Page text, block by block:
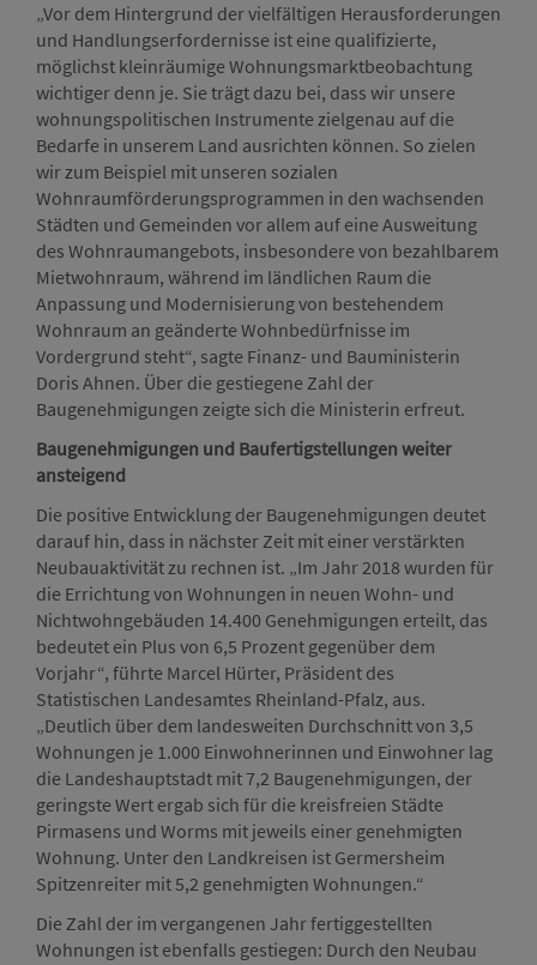
„Vor dem Hintergrund der vielfältigen Herausforderungen
und Handlungserfordernisse ist eine qualifizierte,
möglichst kleinräumige Wohnungsmarktbeobachtung
wichtiger denn je. Sie trägt dazu bei, dass wir unsere
wohnungspolitischen Instrumente zielgenau auf die
Bedarfe in unserem Land ausrichten können. So zielen
wir zum Beispiel mit unseren sozialen
Wohnraumförderungsprogrammen in den wachsenden
Städten und Gemeinden vor allem auf eine Ausweitung
des Wohnraumangebots, insbesondere von bezahlbarem
Mietwohnraum, während im ländlichen Raum die
Anpassung und Modernisierung von bestehendem
Wohnraum an geänderte Wohnbedürfnisse im
Vordergrund steht“, sagte Finanz- und Bauministerin
Doris Ahnen. Über die gestiegene Zahl der
Baugenehmigungen zeigte sich die Ministerin erfreut.
Baugenehmigungen und Baufertigstellungen weiter
ansteigend
Die positive Entwicklung der Baugenehmigungen deutet
darauf hin, dass in nächster Zeit mit einer verstärkten
Neubauaktivität zu rechnen ist. „Im Jahr 2018 wurden für
die Errichtung von Wohnungen in neuen Wohn- und
Nichtwohngebäuden 14.400 Genehmigungen erteilt, das
bedeutet ein Plus von 6,5 Prozent gegenüber dem
Vorjahr“, führte Marcel Hürter, Präsident des
Statistischen Landesamtes Rheinland-Pfalz, aus.
„Deutlich über dem landesweiten Durchschnitt von 3,5
Wohnungen je 1.000 Einwohnerinnen und Einwohner lag
die Landeshauptstadt mit 7,2 Baugenehmigungen, der
geringste Wert ergab sich für die kreisfreien Städte
Pirmasens und Worms mit jeweils einer genehmigten
Wohnung. Unter den Landkreisen ist Germersheim
Spitzenreiter mit 5,2 genehmigten Wohnungen.“
Die Zahl der im vergangenen Jahr fertiggestellten
Wohnungen ist ebenfalls gestiegen: Durch den Neubau